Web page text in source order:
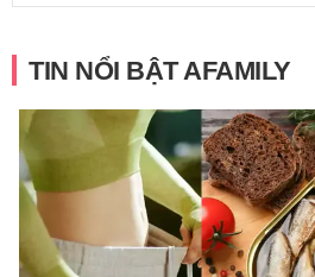
TIN NỔI BẬT AFAMILY